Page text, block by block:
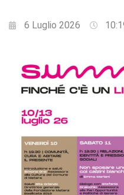
6 Luglio 2026